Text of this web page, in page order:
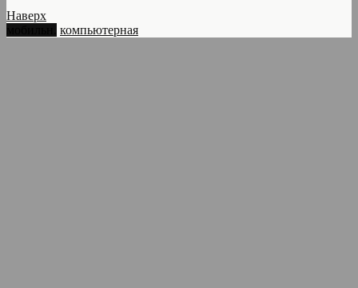
Наверх
компьютерная